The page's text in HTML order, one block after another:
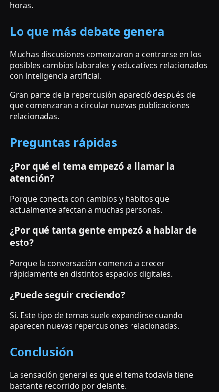
horas.
Lo que más debate genera
Muchas discusiones comenzaron a centrarse en los
posibles cambios laborales y educativos relacionados
con inteligencia artificial.
Gran parte de la repercusión apareció después de
que comenzaran a circular nuevas publicaciones
relacionadas.
Preguntas rápidas
¿Por qué el tema empezó a llamar la
atención?
Porque conecta con cambios y hábitos que
actualmente afectan a muchas personas.
¿Por qué tanta gente empezó a hablar de
esto?
Porque la conversación comenzó a crecer
rápidamente en distintos espacios digitales.
¿Puede seguir creciendo?
Sí. Este tipo de temas suele expandirse cuando
aparecen nuevas repercusiones relacionadas.
Conclusión
La sensación general es que el tema todavía tiene
bastante recorrido por delante.